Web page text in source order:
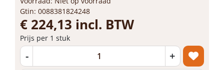
Gtin: 0088381824248
€ 224,13 incl. BTW
Prijs per 1 stuk
- +